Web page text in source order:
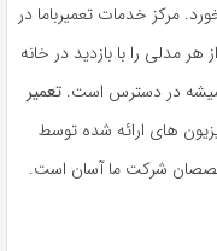
مرکز خدمات تعمیرباما در
هر مدلی را با بازدید در خانه
در دسترس است. تعمیر
های ارائه شده توسط
شرکت ما آسان است.